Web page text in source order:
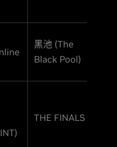
黑池 (The
Black Pool)
THE FINALS